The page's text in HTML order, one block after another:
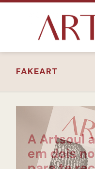
FAKEART